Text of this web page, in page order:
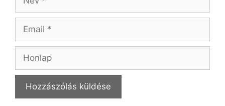
Email
Honlap